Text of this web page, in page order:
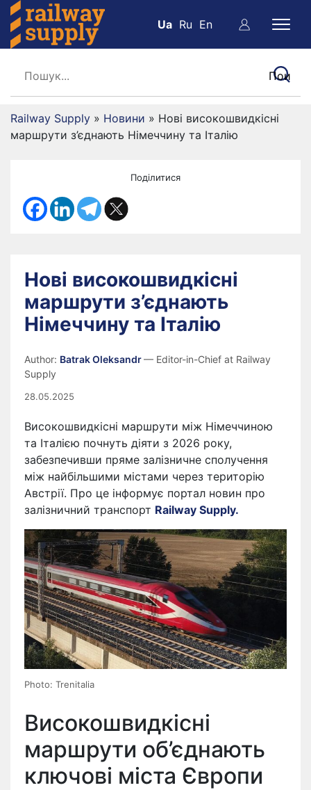
Ua Ru En
Railway Supply » Новини » Нові високошвидкісні
маршрути з’єднають Німеччину та Італію
Поділитися
Нові високошвидкісні
маршрути з’єднають
Німеччину та Італію
Author: Batrak Oleksandr— Editor-in-Chief at Railway
Supply
28.05.2025
Високошвидкісні маршрути між Німеччиною
та Італією почнуть діяти з 2026 року,
забезпечивши пряме залізничне сполучення
між найбільшими містами через територію
Австрії. Про це інформує портал новин про
залізничний транспорт Railway Supply.
Photo: Trenitalia
Високошвидкісні
маршрути об’єднають
ключові міста Європи